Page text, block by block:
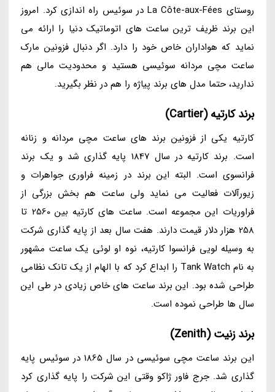
روستای La Côte-aux-Fées در سوئیس راه اندازی کرد. امروز
این برند ظریف ترین ساعت های اتوماتیک دنیا را ارائه می
نماید که هواداران خاص خود را دارد. اگر دنبال فزونین مارک
ساعت مچی مردانه سوئیسی هستید و محدودیت مالی هم
ندارید، حتما مدل های برند پیاژه را هم در نظر بگیرید.
برند کارتیه (Cartier)
کارتیه یکی از فزونین برند های ساعت مچی مردانه و زنانه
است. برند کارتیه در سال 1847 پایه گذاری شد و یک برند
فرانسوی است. البته این برند در زمینه فراوری جواهرات و
زیورآلات فعالیت می نماید ولی ساعت هم بخش بزرگی از
فراوریات این مجموعه است. ساعت های کارتیه بین 2560 تا
258 هزار دلار قیمت دارند. هفت سال بعد از پایه گذاری شرکت
به وسیله لویی فرانسوا کارتیه، نوه او لوئی یک ساعت مشهور
به نام Tank Watch را ابداع کرد که با الهام از یک تانک نظامی
طراحی شده بود. این برند ساعت های خاص زیادی در طی این
سال ها طراحی نموده است.
برند زنیت (Zenith)
این برند ساعت مچی سوئیسی در سال 1865 در سوئیس پایه
گذاری شد. جرج فاور ژاکو وقتی این شرکت را پایه گذاری کرد